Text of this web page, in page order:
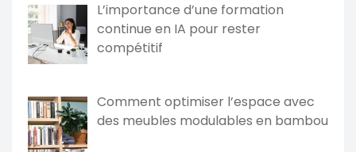
L’importance d’une formation
continue en IA pour rester
compétitif
Comment optimiser l’espace avec
des meubles modulables en bambou